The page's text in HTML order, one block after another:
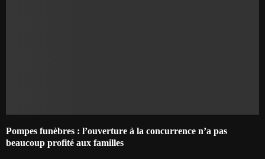
Pompes funèbres : l’ouverture à la concurrence n’a pas
beaucoup profité aux familles